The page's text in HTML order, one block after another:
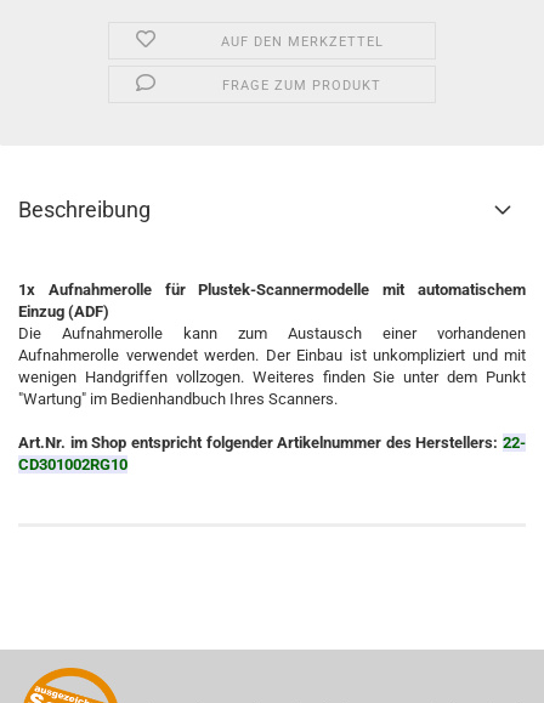
AUF DEN MERKZETTEL
FRAGE ZUM PRODUKT
Beschreibung
1x Aufnahmerolle für Plustek-Scannermodelle mit automatischem
Einzug (ADF)
Die Aufnahmerolle kann zum Austausch einer vorhandenen
Aufnahmerolle verwendet werden. Der Einbau ist unkompliziert und mit
wenigen Handgriffen vollzogen. Weiteres finden Sie unter dem Punkt
"Wartung" im Bedienhandbuch Ihres Scanners.
Art.Nr. im Shop entspricht folgender Artikelnummer des Herstellers: 22-
CD301002RG10